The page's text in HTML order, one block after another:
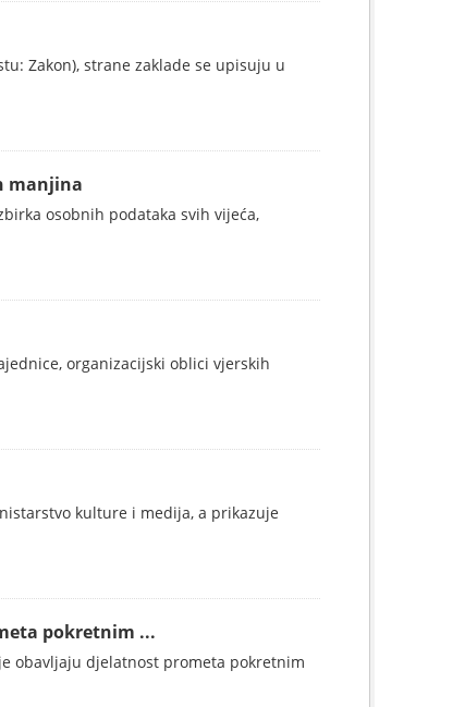
Zakon), strane zaklade se upisuju u
manjina
osobnih podataka svih vijeća,
organizacijski oblici vjerskih
kulture i medija, a prikazuje
pokretnim ...
obavljaju djelatnost prometa pokretnim